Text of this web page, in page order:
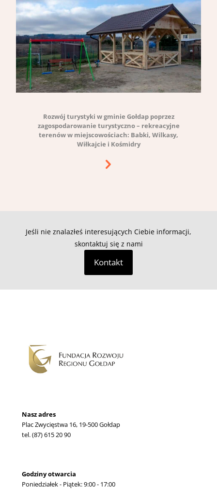
Rozwój turystyki w gminie Gołdap poprzez
zagospodarowanie turystyczno – rekreacyjne
terenów w miejscowościach: Babki, Wilkasy,
Wiłkajcie i Kośmidry
Jeśli nie znalazłeś interesujących Ciebie informacji,
skontaktuj się z nami
Kontakt
Nasz adres
Plac Zwycięstwa 16, 19-500 Gołdap
tel. (87) 615 20 90
Godziny otwarcia
Poniedziałek - Piątek: 9:00 - 17:00